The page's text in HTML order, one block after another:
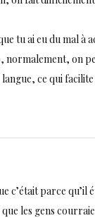
tu ai eu du mal à
normalement, on
langue, ce qui
c’était parce qu’il
les gens